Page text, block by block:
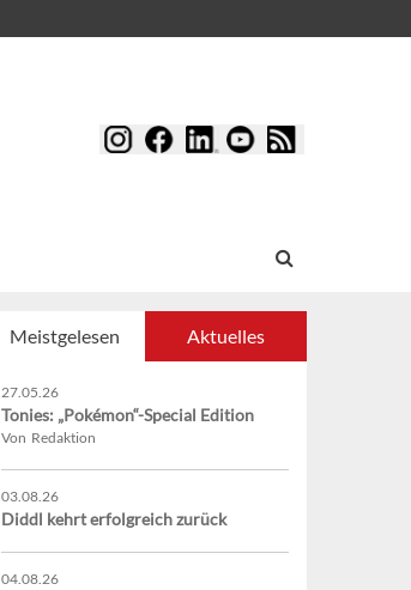
Meistgelesen Aktuelles
27.05.26
Tonies: „Pokémon“-Special Edition
Von Redaktion
03.08.26
Diddl kehrt erfolgreich zurück
04.08.26